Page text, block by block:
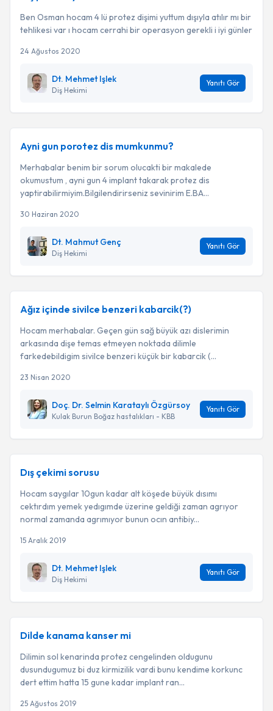
Ben Osman hocam 4 lü protez dişimi yuttum dışıyla atılır mı bir
tehlikesi var ı hocam cerrahi bir operasyon gerekli i iyi günler
24 Ağustos 2020
Dt. Mehmet Işlek
Diş Hekimi
Yanıtı Gör
Ayni gun porotez dis mumkunmu?
Merhabalar benim bir sorum olucakti bir makalede
okumustum , ayni gun 4 implant takarak protez dis
yaptirabilirmiyim.Bilgilendirirseniz sevinirim E.BA...
30 Haziran 2020
Dt. Mahmut Genç
Diş Hekimi
Yanıtı Gör
Ağız içinde sivilce benzeri kabarcik(?)
Hocam merhabalar. Geçen gün sağ büyük azı dislerimin
arkasında dişe temas etmeyen noktada dilimle
farkedebildigim sivilce benzeri küçük bir kabarcik (...
23 Nisan 2020
Doç. Dr. Selmin Karataylı Özgürsoy
Kulak Burun Boğaz hastalıkları - KBB
Yanıtı Gör
Dış çekimi sorusu
Hocam saygılar 10gun kadar alt köşede büyük dısımı
cektırdım yemek yedıgımde üzerine geldiği zaman agrıyor
normal zamanda agrımıyor bunun ocın antibiy...
15 Aralık 2019
Dt. Mehmet Işlek
Diş Hekimi
Yanıtı Gör
Dilde kanama kanser mi
Dilimin sol kenarinda protez cengelinden oldugunu
dusundugumuz bi duz kirmizilik vardi bunu kendime korkunc
dert ettim hatta 15 gune kadar implant ran...
25 Ağustos 2019